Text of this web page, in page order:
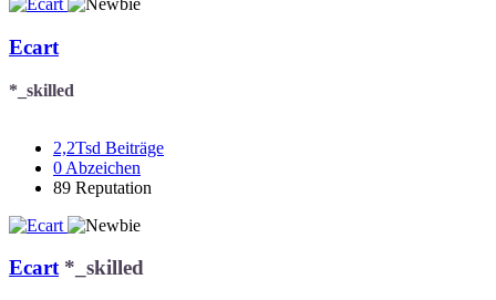
Ecart
*_skilled
2,2Tsd Beiträge
0 Abzeichen
89 Reputation
Ecart *_skilled